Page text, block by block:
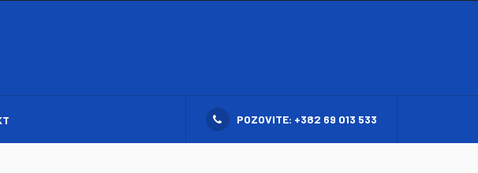
POZOVITE: +382 69 013 533